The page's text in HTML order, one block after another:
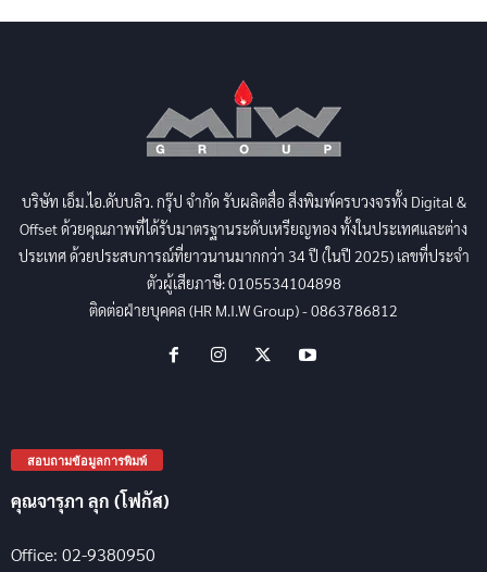
บริษัท เอ็ม.ไอ.ดับบลิว. กรุ๊ป จำกัด รับผลิตสื่อ สิ่งพิมพ์ครบวงจรทั้ง Digital &
Offset ด้วยคุณภาพที่ได้รับมาตรฐานระดับเหรียญทอง ทั้งในประเทศและต่าง
ประเทศ ด้วยประสบการณ์ที่ยาวนานมากกว่า 34 ปี (ในปี 2025) เลขที่ประจำ
ตัวผู้เสียภาษี: 0105534104898
ติดต่อฝ่ายบุคคล (HR M.I.W Group) - 0863786812
สอบถามข้อมูลการพิมพ์
คุณจารุภา ลุก (โฟกัส)
Office: 02-9380950